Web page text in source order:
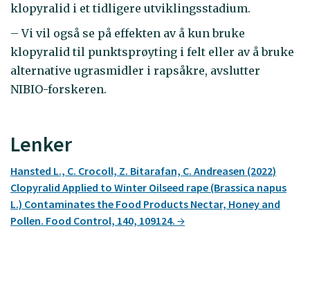
klopyralid i et tidligere utviklingsstadium.
– Vi vil også se på effekten av å kun bruke
klopyralid til punktsprøyting i felt eller av å bruke
alternative ugrasmidler i rapsåkre, avslutter
NIBIO-forskeren.
Lenker
Hansted L., C. Crocoll, Z. Bitarafan, C. Andreasen (2022)
Clopyralid Applied to Winter Oilseed rape (Brassica napus
L.) Contaminates the Food Products Nectar, Honey and
Pollen. Food Control, 140, 109124.